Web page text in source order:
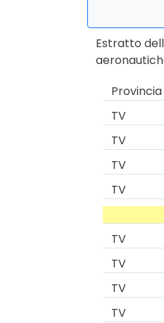
Estratto
Provincia
TV
TV
TV
TV
TV
TV
TV
TV